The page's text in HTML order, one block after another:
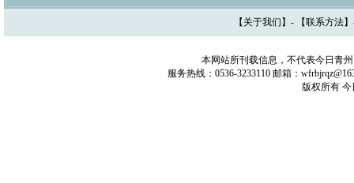
【 关于我们 】- 【联系方法
本网站所刊载信息，不代表今日青
服务热线：0536-3233110 邮箱：
版权所有 今